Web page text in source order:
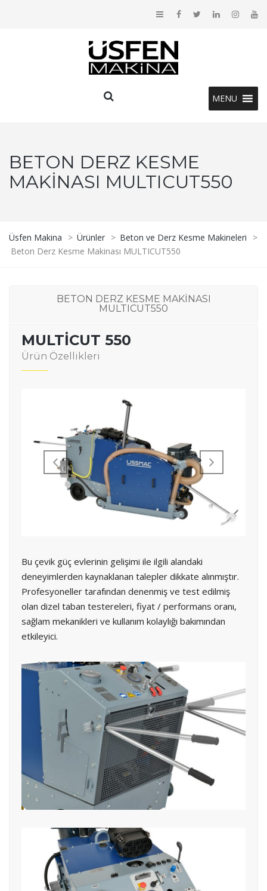
MENU
BETON DERZ KESME
MAKINASI MULTICUT550
Üsfen Makina > Ürünler > Beton ve Derz Kesme Makineleri
>
Beton Derz Kesme Makinası MULTICUT550
BETON DERZ KESME MAKİNASI
MULTICUT550
MULTICUT 550
Ürün Özellikleri
Bu çevik güç evlerinin gelişimi ile ilgili alandaki
deneyimlerden kaynaklanan talepler dikkate alınmıştır.
Profesyoneller tarafından denenmiş ve test edilmiş
olan dizel taban testereleri, fiyat / performans oranı,
sağlam mekanikleri ve kullanım kolaylığı bakımından
etkileyici.